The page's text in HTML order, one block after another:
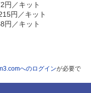
円／キット
円／キット
円／キット
へのログインが必要で